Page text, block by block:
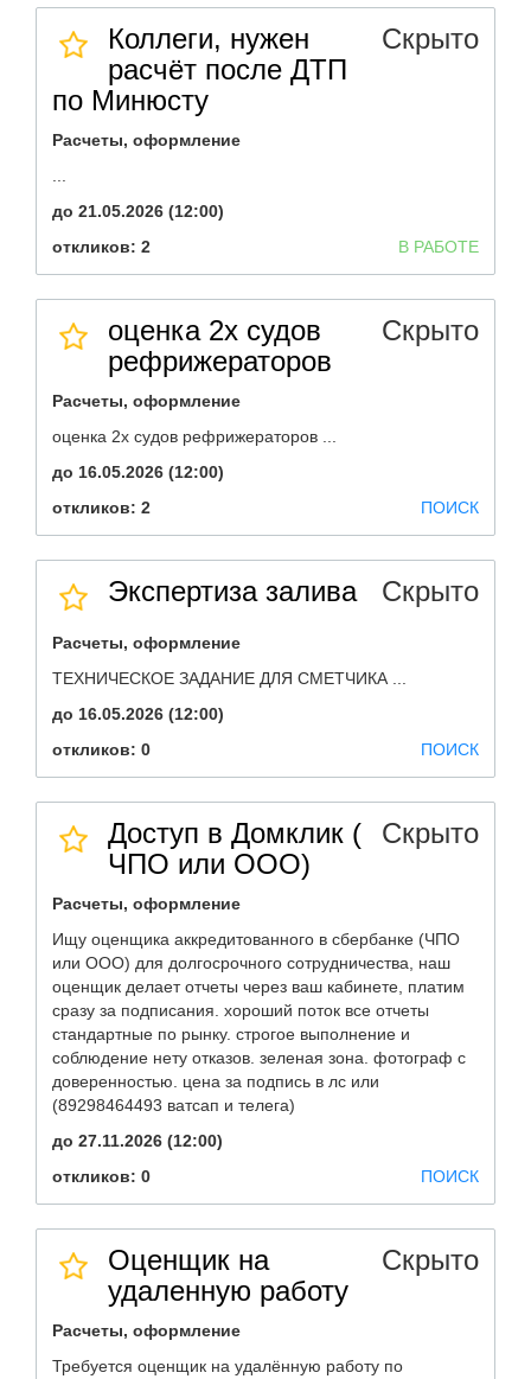
Коллеги, нужен
расчёт после ДТП
по Минюсту
Скрыто
Расчеты, оформление
до 21.05.2026 (12:00)
откликов: 2
В РАБОТЕ
оценка 2х судов
рефрижераторов
Скрыто
Расчеты, оформление
оценка 2х судов рефрижераторов ...
до 16.05.2026 (12:00)
откликов: 2
ПОИСК
Экспертиза залива Скрыто
Расчеты, оформление
ТЕХНИЧЕСКОЕ ЗАДАНИЕ ДЛЯ СМЕТЧИКА ...
до 16.05.2026 (12:00)
откликов: 0
ПОИСК
Доступ в Домклик (
ЧПО или ООО)
Скрыто
Расчеты, оформление
Ищу оценщика аккредитованного в сбербанке (ЧПО
или ООО) для долгосрочного сотрудничества, наш
оценщик делает отчеты через ваш кабинете, платим
сразу за подписания. хороший поток все отчеты
стандартные по рынку. строгое выполнение и
соблюдение нету отказов. зеленая зона. фотограф с
доверенностью. цена за подпись в лс или
(89298464493 ватсап и телега)
до 27.11.2026 (12:00)
откликов: 0
ПОИСК
Оценщик на
удаленную работу
Скрыто
Расчеты, оформление
Требуется оценщик на удалённую работу по